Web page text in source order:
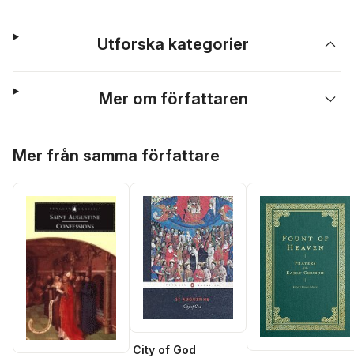
Utforska kategorier
Mer om författaren
Mer från samma författare
City of God